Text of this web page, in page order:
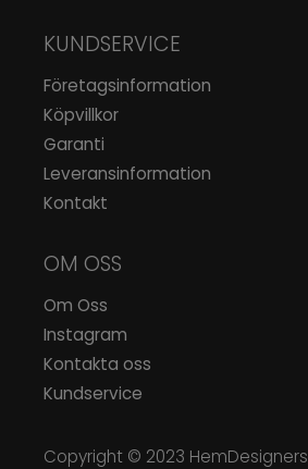
KUNDSERVICE
Företagsinformation
Köpvillkor
Garanti
Leveransinformation
Kontakt
OM OSS
Om Oss
Instagram
Kontakta oss
Kundservice
Copyright © 2023 HemDesigners